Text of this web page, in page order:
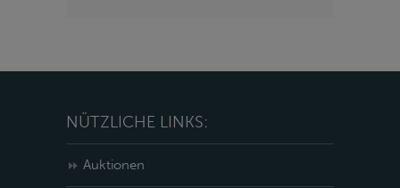
NÜTZLICHE LINKS:
Auktionen